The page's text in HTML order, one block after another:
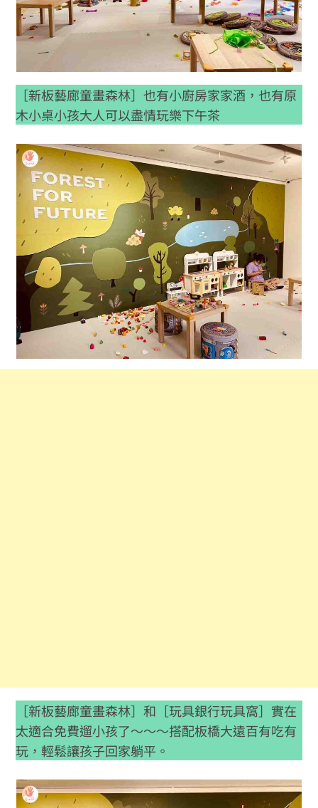
［新板藝廊童畫森林］也有小廚房家家酒，也有原
木小桌小孩大人可以盡情玩樂下午茶
［新板藝廊童畫森林］和［玩具銀行玩具窩］實在
太適合免費遛小孩了～～～搭配板橋大遠百有吃有
玩，輕鬆讓孩子回家躺平。